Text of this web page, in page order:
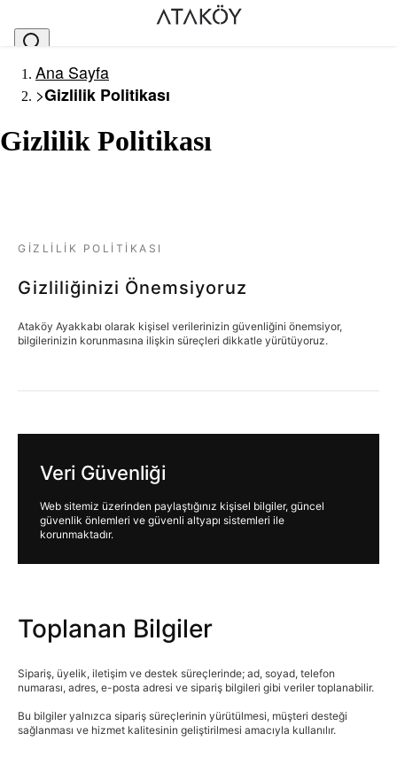
Ana Sayfa
>Gizlilik Politikası
Gizlilik Politikası
GIZLILIK POLITIKASI
Gizliliğinizi Önemsiyoruz
Ataköy Ayakkabı olarak kişisel verilerinizin güvenliğini önemsiyor,
bilgilerinizin korunmasına ilişkin süreçleri dikkatle yürütüyoruz.
Veri Güvenliği
Web sitemiz üzerinden paylaştığınız kişisel bilgiler, güncel
güvenlik önlemleri ve güvenli altyapı sistemleri ile
korunmaktadır.
Toplanan Bilgiler
Sipariş, üyelik, iletişim ve destek süreçlerinde; ad, soyad, telefon
numarası, adres, e-posta adresi ve sipariş bilgileri gibi veriler toplanabilir.
Bu bilgiler yalnızca sipariş süreçlerinin yürütülmesi, müşteri desteği
sağlanması ve hizmet kalitesinin geliştirilmesi amacıyla kullanılır.